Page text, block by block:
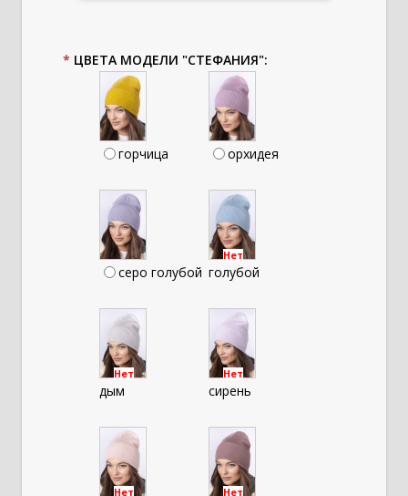
* ЦВЕТА МОДЕЛИ "СТЕФАНИЯ":
горчица орхидея
серо голубой
Нет
голубой
Нет
дым
Нет
сирень
Нет Нет